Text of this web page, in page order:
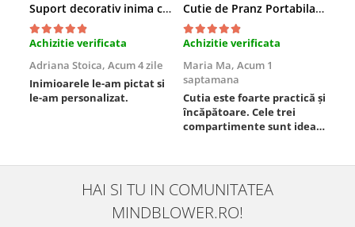
Suport decorativ inima cu mesaje, Cadou cu suflet
Achizitie verificata
Adriana Stoica, Acum 4 zile
Inimioarele le-am pictat si
le-am personalizat.
Cutie de Pranz Portabila cu Compartimente
Achizitie verificata
Maria Ma, Acum 1
saptamana
Cutia este foarte practică și
încăpătoare. Cele trei
compartimente sunt ideale
este sigură, fără scurgeri. O
folosesc aproape zilnic la
serviciu și sunt foarte
mulțumită.
HAI SI TU IN COMUNITATEA
MINDBLOWER.RO!